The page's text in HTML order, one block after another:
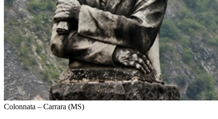
Colonnata – Carrara (MS)